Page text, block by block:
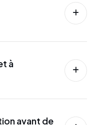
à
avant de